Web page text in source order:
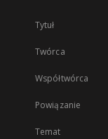
Tytuł
Twórca
Współtwórca
Powiązanie
Temat